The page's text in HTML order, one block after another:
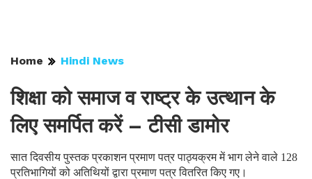
Home Hindi News
शिक्षा को समाज व राष्ट्र के उत्थान के
लिए समर्पित करें – टीसी डामोर
सात दिवसीय पुस्तक प्रकाशन प्रमाण पत्र पाठ्यक्रम में भाग लेने वाले 128
प्रतिभागियों को अतिथियों द्वारा प्रमाण पत्र वितरित किए गए।